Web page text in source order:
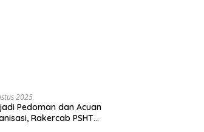
2025
Pedoman dan Acuan
Rakercab PSHT